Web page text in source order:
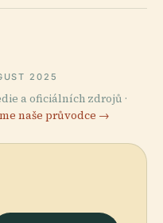
2025
a oficiálních zdrojů ·
naše průvodce →